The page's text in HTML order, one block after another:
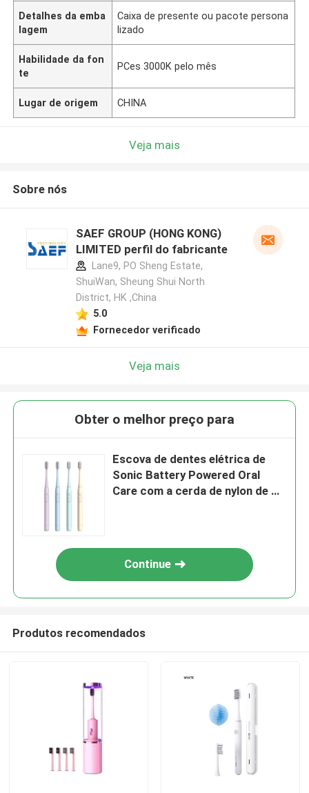
Detalhes da emba
lagem
Caixa de presente ou pacote persona
lizado
Habilidade da fon
te
PCes 3000K pelo mês
Lugar de origem CHINA
Veja mais
Sobre nós
SAEF GROUP (HONG KONG)
LIMITED perfil do fabricante
Lane9, PO Sheng Estate,
ShuiWan, Sheung Shui North
District, HK ,China
5.0
Fornecedor verificado
Veja mais
Obter o melhor preço para
Escova de dentes elétrica de
Sonic Battery Powered Oral
Care com a cerda de nylon de Du
Continue
Produtos recomendados